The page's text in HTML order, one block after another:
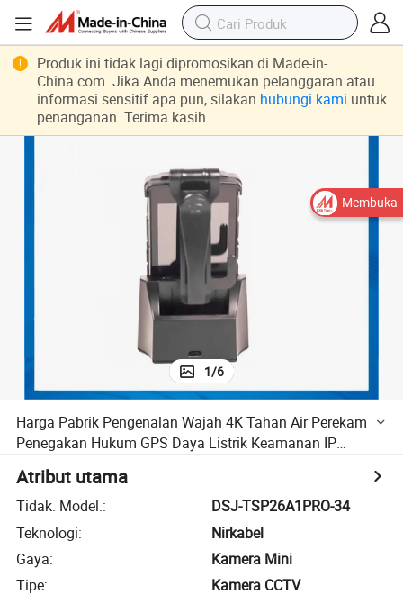
1/6
Harga Pabrik Pengenalan Wajah 4K Tahan Air Perekam
Penegakan Hukum GPS Daya Listrik Keamanan IP
Terpasang di Tubuh
Atribut utama
Tidak. Model.:
DSJ-TSP26A1PRO-34
Teknologi:
Nirkabel
Gaya:
Kamera Mini
Tipe:
Kamera CCTV
Produk ini tidak lagi dipromosikan di Made-in-
China.com. Jika Anda menemukan pelanggaran atau
informasi sensitif apa pun, silakan hubungi kami untuk
penanganan. Terima kasih.
Membuka